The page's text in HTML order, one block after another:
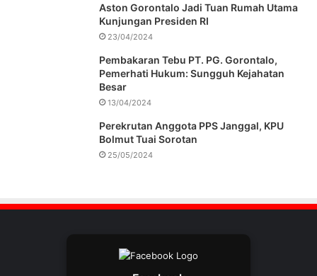
Aston Gorontalo Jadi Tuan Rumah Utama
Kunjungan Presiden RI
23/04/2024
Pembakaran Tebu PT. PG. Gorontalo,
Pemerhati Hukum: Sungguh Kejahatan
Besar
13/04/2024
Perekrutan Anggota PPS Janggal, KPU
Bolmut Tuai Sorotan
25/05/2024